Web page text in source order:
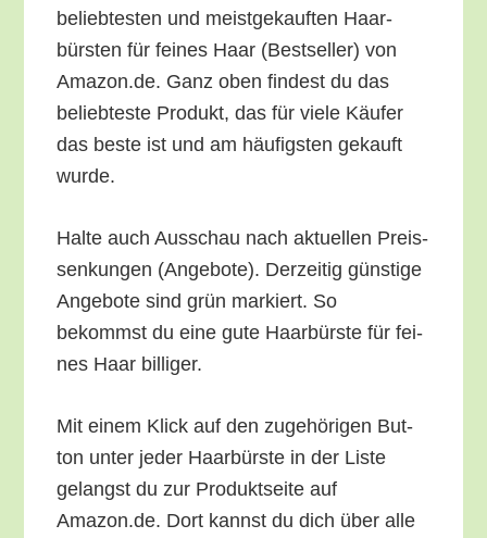
belieb­tes­ten und meist­ge­kauf­ten Haar­
bürs­ten für fei­nes Haar (Best­sel­ler) von
Amazon.de. Ganz oben fin­dest du das
belieb­tes­te Pro­dukt, das für vie­le Käu­fer
das bes­te ist und am häu­figs­ten gekauft
wurde.
Hal­te auch Aus­schau nach aktu­el­len Preis­
sen­kun­gen (Ange­bo­te). Der­zei­tig güns­ti­ge
Ange­bo­te sind grün mar­kiert. So
bekommst du eine gute Haar­bürs­te für fei­
nes Haar billiger.
Mit einem Klick auf den zuge­hö­ri­gen But­
ton unter jeder Haar­bürs­te in der Lis­te
gelangst du zur Pro­dukt­sei­te auf
Amazon.de. Dort kannst du dich über alle